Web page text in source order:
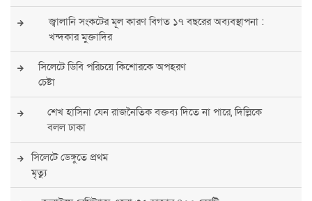
জ্বালানি সংকটের মূল কারণ বিগত ১৭ বছরের অব্যবস্থাপনা :
খন্দকার মুক্তাদির
সিলেটে ডিবি পরিচয়ে কিশোরকে অপহরণ
চেষ্টা
শেখ হাসিনা যেন রাজনৈতিক বক্তব্য দিতে না পারে, দিল্লিকে
বলল ঢাকা
সিলেটে ডেঙ্গুতে প্রথম
মৃত্যু